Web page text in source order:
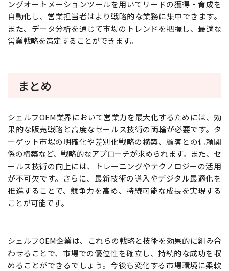
ングオートメーションツールを用いてリードの獲得・育成を
自動化し、営業担当者はより戦略的な業務に集中できます。
また、データ分析を通じて市場のトレンドを把握し、最適な
営業戦略を策定することができます。
まとめ
シェルフOEM業界において営業力を最大化するためには、効
果的な販売戦略と高度なセールス技術の両輪が必要です。タ
ーゲット市場の明確化や差別化戦略の構築、顧客との信頼関
係の構築など、戦略的なアプローチが求められます。また、セ
ールス技術の向上には、トレーニングやテクノロジーの活用
が不可欠です。さらに、最新技術の導入やデジタル最適化を
推進することで、競争力を高め、持続可能な成長を実現する
ことが可能です。
シェルフOEM企業は、これらの戦略と技術を効果的に組み合
わせることで、市場での優位性を確立し、持続的な成功を収
めることができるでしょう。今後も変化する市場環境に柔軟